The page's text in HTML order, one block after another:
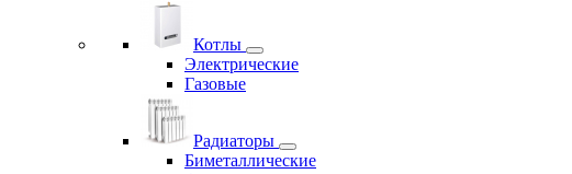
Котлы
Электрические
Газовые
Радиаторы
Биметаллические